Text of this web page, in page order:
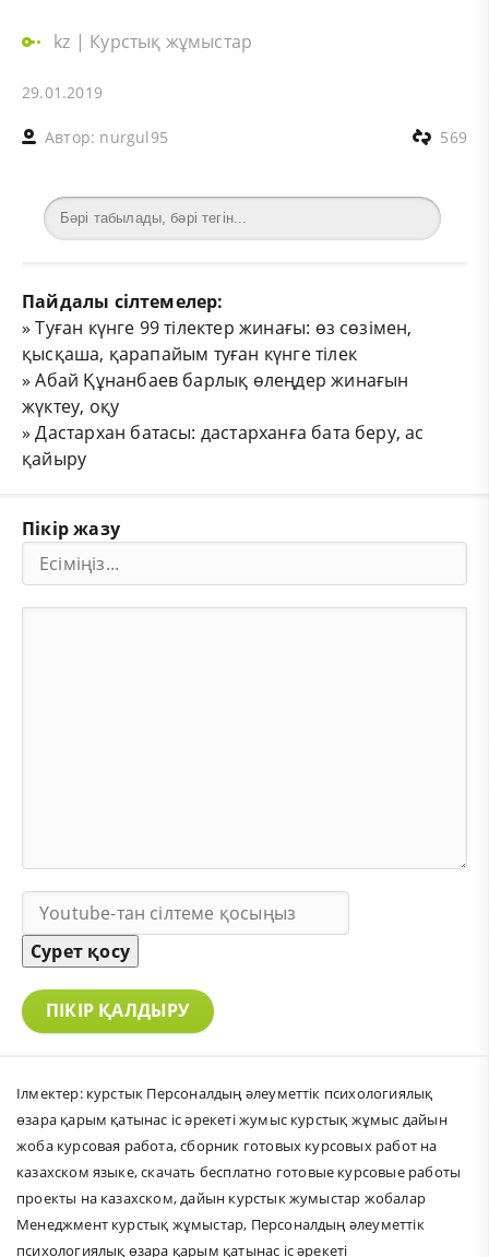
kz | Курстық жұмыстар
29.01.2019
Автор: nurgul95 569
Пайдалы сілтемелер:
»Туған күнге 99 тілектер жинағы: өз сөзімен,
қысқаша, қарапайым туған күнге тілек
»Абай Құнанбаев барлық өлеңдер жинағын
жүктеу, оқу
»Дастархан батасы: дастарханға бата беру, ас
қайыру
Пікір жазу
Сурет қосу
ПІКІР ҚАЛДЫРУ
Ілмектер: курстык Персоналдың әлеуметтік психологиялық
өзара қарым қатынас іс әрекеті жумыс курстық жұмыс дайын
жоба курсовая работа,сборник готовых курсовых работ на
казахском языке,скачать бесплатно готовые курсовые работы
проекты на казахском, дайын курстык жумыстар жобалар
Менеджмент курстық жұмыстар, Персоналдың әлеуметтік
психологиялық өзара қарым қатынас іс әрекеті